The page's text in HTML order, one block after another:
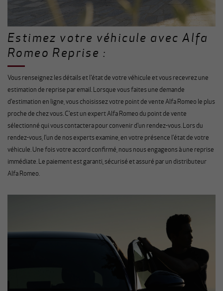
Estimez votre véhicule avec Alfa
Romeo Reprise :
Vous renseignez les détails et l'état de votre véhicule et vous recevrez une
estimation de reprise par email. Lorsque vous faites une demande
d'estimation en ligne, vous choisissez votre point de vente Alfa Romeo le plus
proche de chez vous. C'est un expert Alfa Romeo du point de vente
sélectionné qui vous contactera pour convenir d'un rendez-vous. Lors du
rendez-vous, l’un de nos experts examine, en votre présence l’état de votre
véhicule. Une fois votre accord confirmé, nous nous engageons à une reprise
immédiate. Le paiement est garanti, sécurisé et assuré par un distributeur
Alfa Romeo.